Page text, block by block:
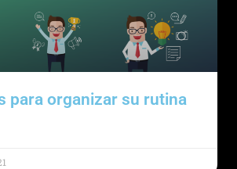
para organizar su rutina